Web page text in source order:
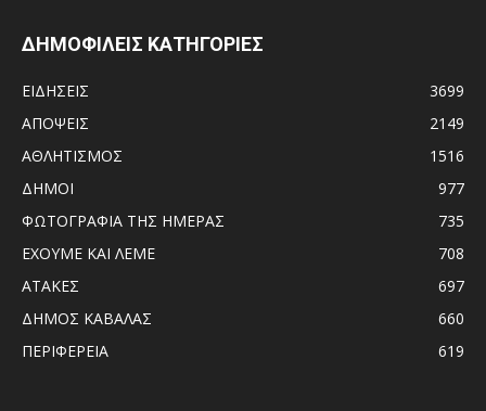
ΔΗΜΟΦΙΛΕΙΣ ΚΑΤΗΓΟΡΙΕΣ
ΕΙΔΗΣΕΙΣ
3699
ΑΠΟΨΕΙΣ
2149
ΑΘΛΗΤΙΣΜΟΣ
1516
ΔΗΜΟΙ
977
ΦΩΤΟΓΡΑΦΙΑ ΤΗΣ ΗΜΕΡΑΣ
735
ΕΧΟΥΜΕ ΚΑΙ ΛΕΜΕ
708
ΑΤΑΚΕΣ
697
ΔΗΜΟΣ ΚΑΒΑΛΑΣ
660
ΠΕΡΙΦΕΡΕΙΑ
619